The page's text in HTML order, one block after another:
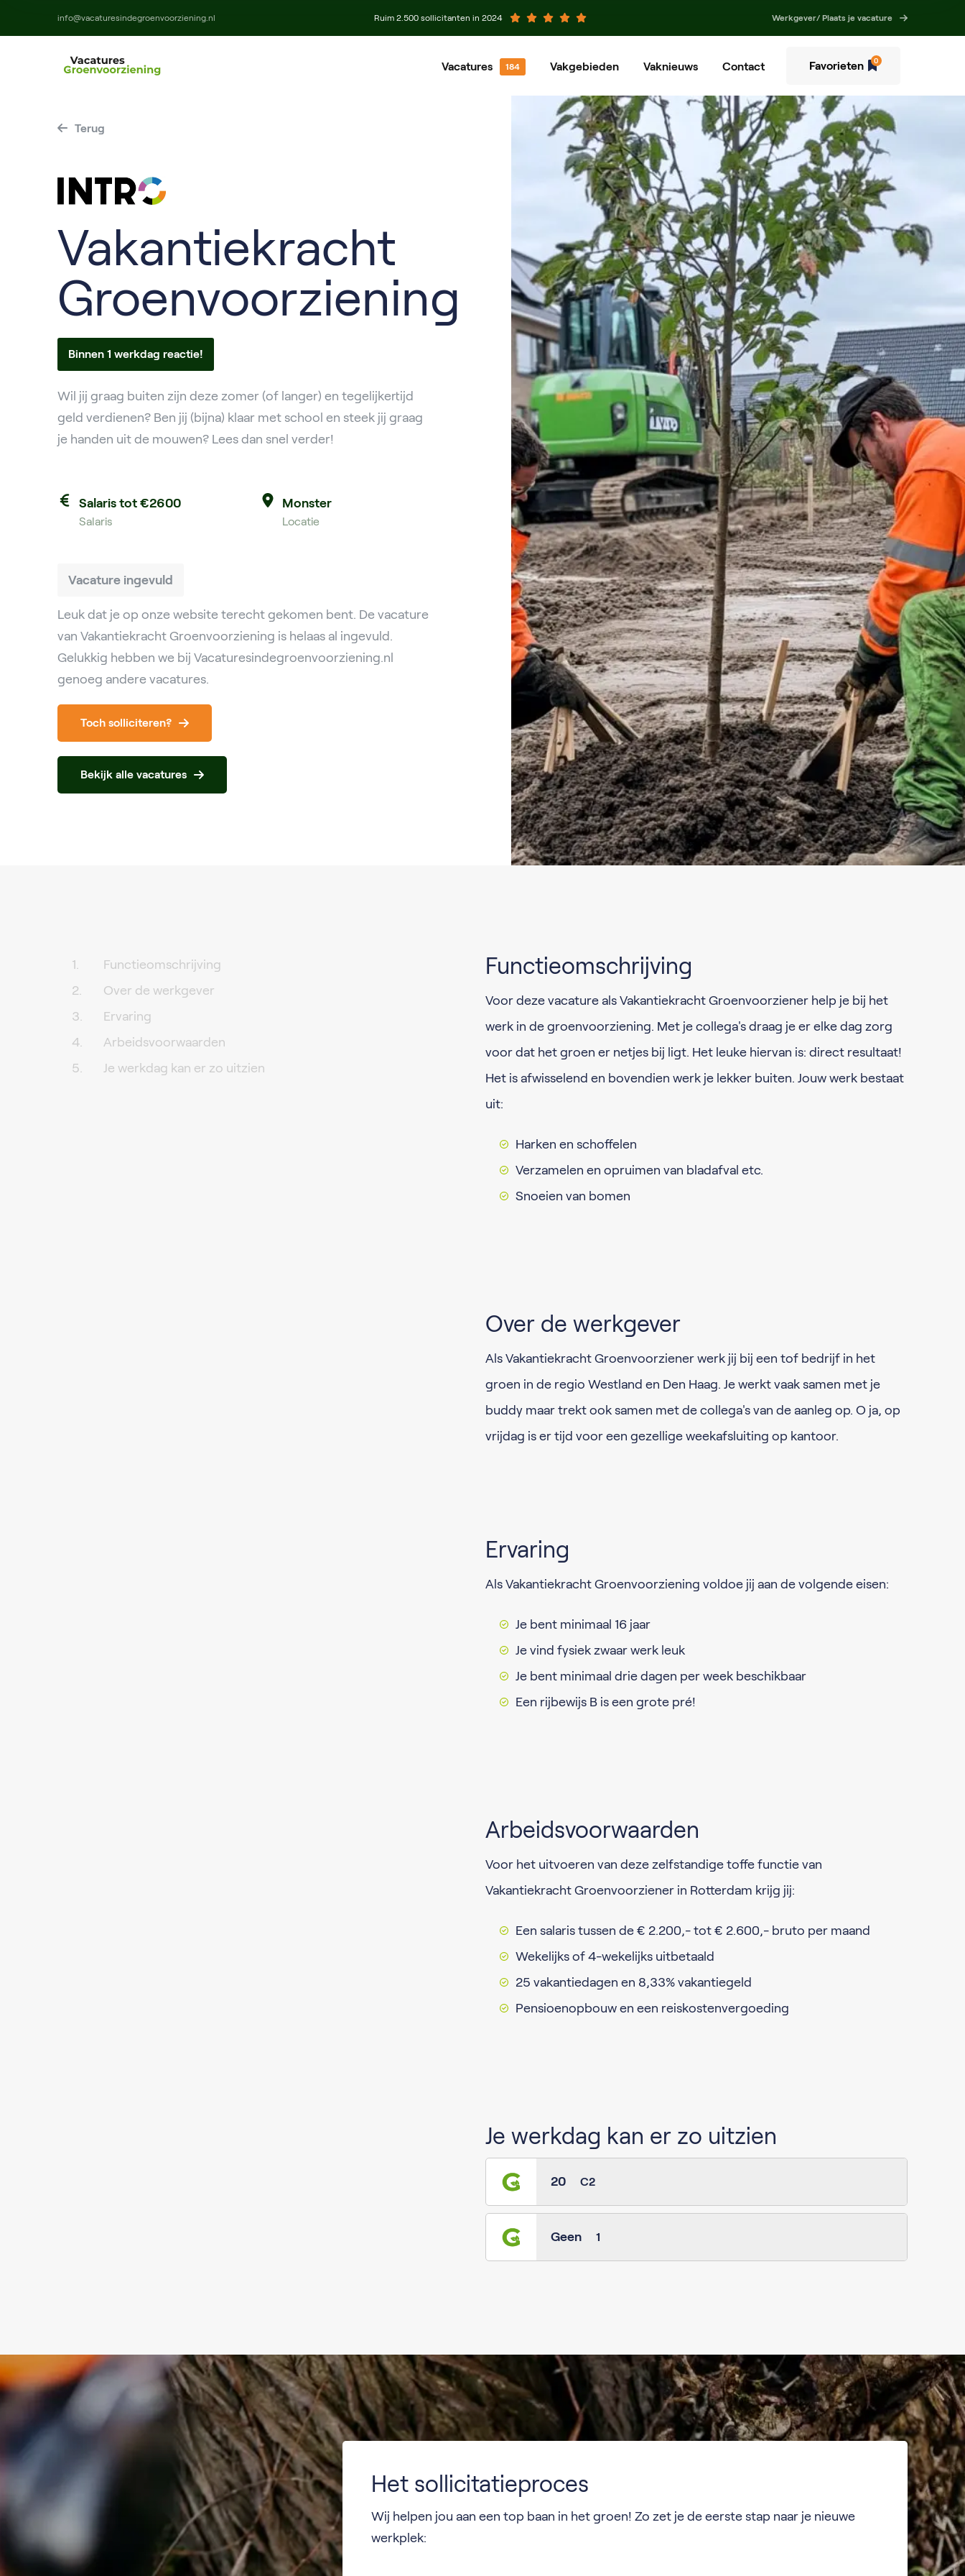
info@vacaturesindegroenvoorziening.nl Ruim 2.500 sollicitanten in 2024 Werkgever/ Plaats je vacature
Vacatures Vakgebieden
Groenvoorziener
Grondwerker
Meewerkend Voorman Planner
Vaknieuws Contact Favorieten 0
Terug
Vakantiekracht
Groenvoorziening
Binnen 1 werkdag reactie!
Wil jij graag buiten zijn deze zomer (of langer) en tegelijkertijd
geld verdienen? Ben jij (bijna) klaar met school en steek jij graag
je handen uit de mouwen? Lees dan snel verder!
Salaris tot €2600
Salaris
Monster
Locatie
Vacature ingevuld
Leuk dat je op onze website terecht gekomen bent. De vacature
van Vakantiekracht Groenvoorziening is helaas al ingevuld.
Gelukkig hebben we bij Vacaturesindegroenvoorziening.nl
genoeg andere vacatures.
Toch solliciteren?
Bekijk alle vacatures
Functieomschrijving
Over de werkgever
Ervaring
Arbeidsvoorwaarden
Je werkdag kan er zo uitzien
Functieomschrijving
Voor deze vacature als Vakantiekracht Groenvoorziener help je bij het
werk in de groenvoorziening. Met je collega's draag je er elke dag zorg
voor dat het groen er netjes bij ligt. Het leuke hiervan is: direct resultaat!
Het is afwisselend en bovendien werk je lekker buiten. Jouw werk bestaat
uit:
Harken en schoffelen
Verzamelen en opruimen van bladafval etc.
Snoeien van bomen
Over de werkgever
Als Vakantiekracht Groenvoorziener werk jij bij een tof bedrijf in het
groen in de regio Westland en Den Haag. Je werkt vaak samen met je
buddy maar trekt ook samen met de collega's van de aanleg op. O ja, op
vrijdag is er tijd voor een gezellige weekafsluiting op kantoor.
Ervaring
Als Vakantiekracht Groenvoorziening voldoe jij aan de volgende eisen:
Je bent minimaal 16 jaar
Je vind fysiek zwaar werk leuk
Je bent minimaal drie dagen per week beschikbaar
Een rijbewijs B is een grote pré!
Arbeidsvoorwaarden
Voor het uitvoeren van deze zelfstandige toffe functie van
Vakantiekracht Groenvoorziener in Rotterdam krijg jij:
Een salaris tussen de € 2.200,- tot € 2.600,- bruto per maand
Wekelijks of 4-wekelijks uitbetaald
25 vakantiedagen en 8,33% vakantiegeld
Pensioenopbouw en een reiskostenvergoeding
Je werkdag kan er zo uitzien
20 C2
Geen 1
Het sollicitatieproces
Wij helpen jou aan een top baan in het groen! Zo zet je de eerste stap naar je nieuwe
werkplek: